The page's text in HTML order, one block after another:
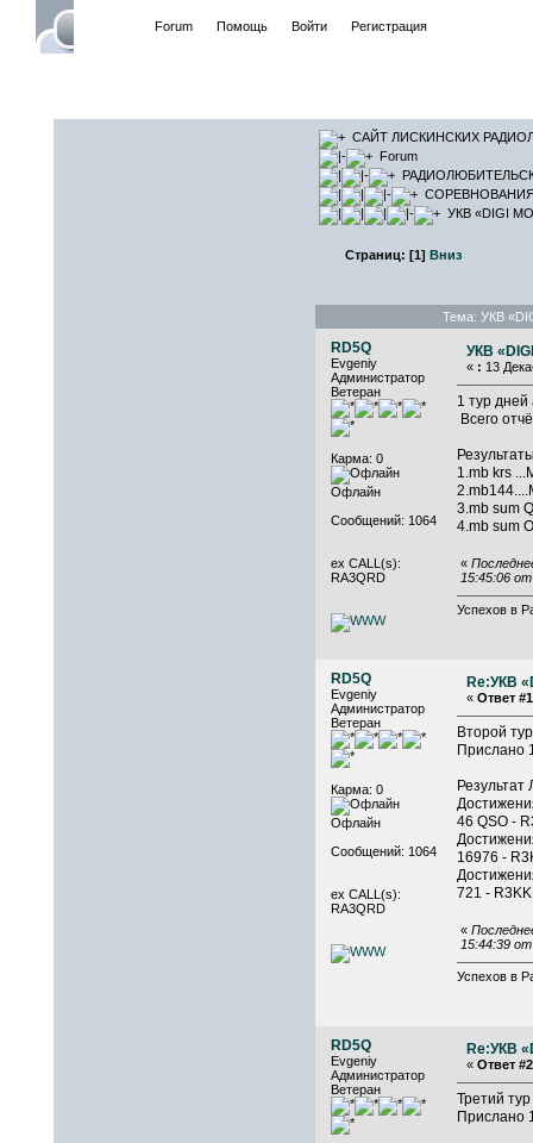
Forum Помощь Войти Регистрация
САЙТ ЛИСКИНСКИХ
Forum
СОРЕВНОВАНИЯ
УКВ «DIGI
Страниц: [1] Вниз
Тема: УКВ
RD5Q
Evgeniy
Администратор
Ветеран
Карма: 0
Офлайн
Сообщений: 1064
ex CALL(s):
RA3QRD
УКВ
« : 13
1 тур дней
Всего
1.mb krs
3.mb sum
4.mb sum
«
15:45:06
Успехов в
RD5Q
Evgeniy
Администратор
Ветеран
Карма: 0
Офлайн
Сообщений: 1064
ex CALL(s):
RA3QRD
Re:УКВ
« Ответ
Второй
Прислано
46 QSO -
16976 -
721 -
«
15:44:39
Успехов в
RD5Q
Evgeniy
Администратор
Ветеран
Re:УКВ
« Ответ
Третий
Прислано